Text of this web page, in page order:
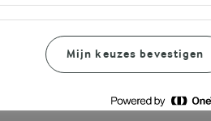
Mijn keuzes bevestigen